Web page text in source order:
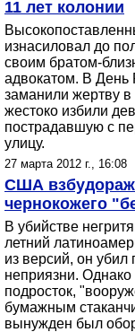
11 лет колонии
изнасиловал до
своим братом-
адвокатом. В День
заманили жертву в
жестоко избили
пострадавшую с
улицу.
27 марта 2012 г., 16:08
США
чернокожего
В убийстве
летний
из версий, он убил
неприязни. Однако
подросток,
бумажным
вынужден был